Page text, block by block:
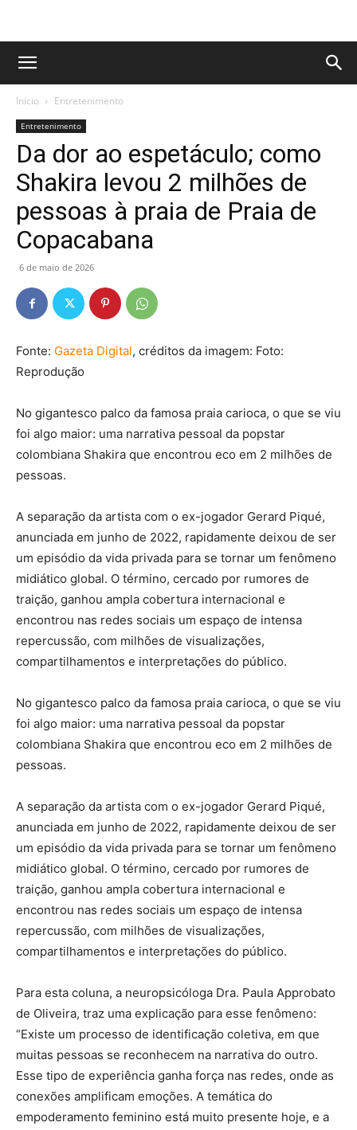
Início Entretenimento
Entretenimento
Da dor ao espetáculo; como
Shakira levou 2 milhões de
pessoas à praia de Praia de
Copacabana
6 de maio de 2026
Fonte: Gazeta Digital, créditos da imagem: Foto:
Reprodução
No gigantesco palco da famosa praia carioca, o que se viu
foi algo maior: uma narrativa pessoal da popstar
colombiana Shakira que encontrou eco em 2 milhões de
pessoas.
A separação da artista com o ex-jogador Gerard Piqué,
anunciada em junho de 2022, rapidamente deixou de ser
um episódio da vida privada para se tornar um fenômeno
midiático global. O término, cercado por rumores de
traição, ganhou ampla cobertura internacional e
encontrou nas redes sociais um espaço de intensa
repercussão, com milhões de visualizações,
compartilhamentos e interpretações do público.
No gigantesco palco da famosa praia carioca, o que se viu
foi algo maior: uma narrativa pessoal da popstar
colombiana Shakira que encontrou eco em 2 milhões de
pessoas.
A separação da artista com o ex-jogador Gerard Piqué,
anunciada em junho de 2022, rapidamente deixou de ser
um episódio da vida privada para se tornar um fenômeno
midiático global. O término, cercado por rumores de
traição, ganhou ampla cobertura internacional e
encontrou nas redes sociais um espaço de intensa
repercussão, com milhões de visualizações,
compartilhamentos e interpretações do público.
Para esta coluna, a neuropsicóloga Dra. Paula Approbato
de Oliveira, traz uma explicação para esse fenômeno:
“Existe um processo de identificação coletiva, em que
muitas pessoas se reconhecem na narrativa do outro.
Esse tipo de experiência ganha força nas redes, onde as
conexões amplificam emoções. A temática do
empoderamento feminino está muito presente hoje, e a